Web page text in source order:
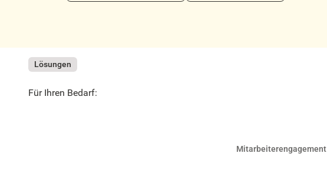
Lösungen
Für Ihren Bedarf:
Mitarbeiterengagement